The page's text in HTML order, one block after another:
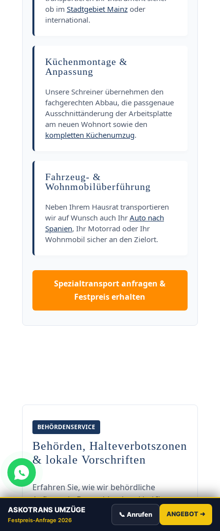
ASKOTRANS UMZÜGE
Festpreis-Anfrage 2026
📞 Anrufen ANGEBOT ➜
ob im Stadtgebiet Mainzoder
international.
Küchenmontage &
Anpassung
Unsere Schreiner übernehmen den
fachgerechten Abbau, die passgenaue
Ausschnittänderung der Arbeitsplatte
am neuen Wohnort sowie den
kompletten Küchenumzug.
Fahrzeug- &
Wohnmobilüberführung
Neben Ihrem Hausrat transportieren
wir auf Wunsch auch Ihr Auto nach
Spanien, Ihr Motorrad oder Ihr
Wohnmobil sicher an den Zielort.
Spezialtransport anfragen &
Festpreis erhalten
BEHÖRDENSERVICE
Behörden, Halteverbotszonen
& lokale Vorschriften
Erfahren Sie, wie wir behördliche
Auflagen in Deutschland und bei Ihrem
Umzug nach Spanien
rechtssicher
regeln: